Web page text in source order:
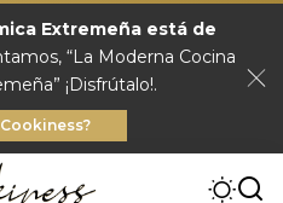
Extremeña está de
“La Moderna Cocina
¡Disfrútalo!.